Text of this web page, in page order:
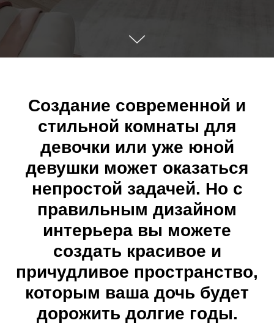
Создание современной и
стильной комнаты для
девочки или уже юной
девушки может оказаться
непростой задачей. Но с
правильным дизайном
интерьера вы можете
создать красивое и
причудливое пространство,
которым ваша дочь будет
дорожить долгие годы.